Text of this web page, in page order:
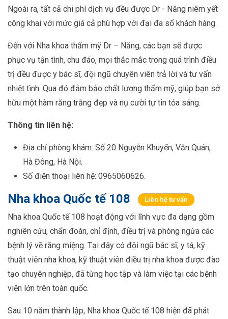
Ngoài ra, tất cả chi phí dịch vụ đều được Dr - Năng niêm yết
công khai với mức giá cả phù hợp với đại đa số khách hàng.
Đến với Nha khoa thẩm mỹ Dr – Năng, các bạn sẽ được
phục vụ tận tình, chu đáo, mọi thắc mắc trong quá trình điều
trị đều được y bác sĩ, đội ngũ chuyên viên trả lời và tư vấn
nhiệt tình. Qua đó đảm bảo chất lượng thẩm mỹ, giúp bạn sở
hữu một hàm răng trắng đẹp và nụ cười tự tin tỏa sáng.
Thông tin liên hệ:
Địa chỉ phòng khám: Số 20 Nguyễn Khuyến, Văn Quán,
Hà Đông, Hà Nội.
Số điện thoại liên hệ: 0965060626.
Nha khoa Quốc tế 108 Liên hệ tư vấn
Nha khoa Quốc tế 108 hoạt động với lĩnh vực đa dạng gồm
nghiên cứu, chẩn đoán, chỉ định, điều trị và phòng ngừa các
bệnh lý về răng miệng. Tại đây có đội ngũ bác sĩ, y tá, kỹ
thuật viên nha khoa, kỹ thuật viên điều trị nha khoa được đào
tạo chuyên nghiệp, đã từng học tập và làm việc tại các bệnh
viện lớn trên toàn quốc.
Sau 10 năm thành lập, Nha khoa Quốc tế 108 hiện đã phát